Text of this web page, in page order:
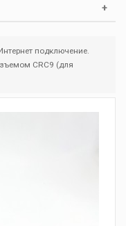
подключение.
CRC9 (для